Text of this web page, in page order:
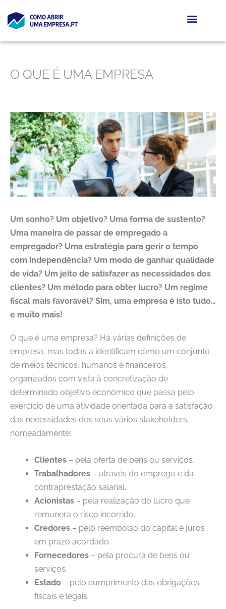
O QUE É UMA EMPRESA
Um sonho? Um objetivo? Uma forma de sustento?
Uma maneira de passar de empregado a
empregador? Uma estratégia para gerir o tempo
com independência? Um modo de ganhar qualidade
de vida? Um jeito de satisfazer as necessidades dos
clientes? Um método para obter lucro? Um regime
fiscal mais favorável? Sim, uma empresa é isto tudo…
e muito mais!
O que é uma empresa? Há várias definições de
empresa, mas todas a identificam como um conjunto
de meios técnicos, humanos e financeiros,
organizados com vista à concretização de
determinado objetivo económico que passa pelo
exercício de uma atividade orientada para a satisfação
das necessidades dos seus vários stakeholders,
nomeadamente:
Clientes – pela oferta de bens ou serviços.
Trabalhadores – através do emprego e da
contraprestação salarial.
Acionistas – pela realização do lucro que
remunera o risco incorrido.
Credores – pelo reembolso do capital e juros
em prazo acordado.
Fornecedores – pela procura de bens ou
serviços.
Estado – pelo cumprimento das obrigações
fiscais e legais.